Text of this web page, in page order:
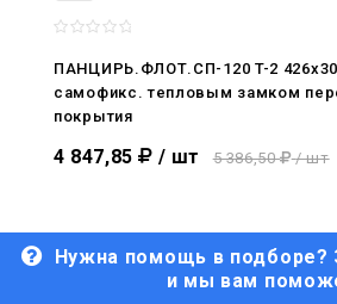
ПАНЦИРЬ.ФЛОТ.СП-120 T-2 426x30
самофикс. тепловым замком
покрытия
4 847,85 / шт 5 386,50 / шт
Нужна помощь в подборе?
и мы вам
нами
29.06.2026